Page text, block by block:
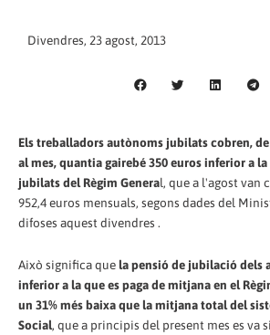
Divendres, 23 agost, 2013
Els treballadors autònoms jubilats cobren,
al mes, quantia gairebé 350 euros inferior a
jubilats del Règim General, que a l'agost van
952,4 euros mensuals, segons dades del
difoses aquest divendres .
Això significa quela pensió de jubilació dels
inferior a la que es paga de mitjana en el
un 31% més baixa que la mitjana total del
Social, que a principis del present mes es va